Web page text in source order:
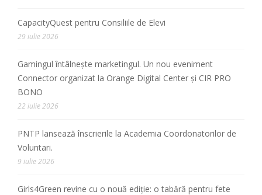
CapacityQuest pentru Consiliile de Elevi
29 iulie 2026
Gamingul întâlnește marketingul. Un nou eveniment
Connector organizat la Orange Digital Center și CIR PRO
BONO
22 iulie 2026
PNTP lansează înscrierile la Academia Coordonatorilor de
Voluntari.
9 iulie 2026
Girls4Green revine cu o nouă ediție: o tabără pentru fete